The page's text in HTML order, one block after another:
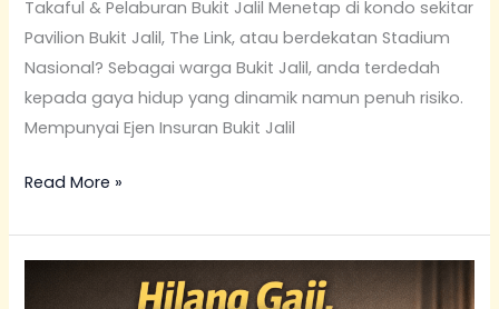
Takaful & Pelaburan Bukit Jalil Menetap di kondo sekitar
Pavilion Bukit Jalil, The Link, atau berdekatan Stadium
Nasional? Sebagai warga Bukit Jalil, anda terdedah
kepada gaya hidup yang dinamik namun penuh risiko.
Mempunyai Ejen Insuran Bukit Jalil
Read More »